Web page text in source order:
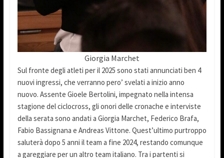
Giorgia Marchet
Sul fronte degli atleti per il 2025 sono stati annunciati ben 4
nuovi ingressi, che verranno pero’ svelati a inizio anno
nuovo. Assente Gioele Bertolini, impegnato nella intensa
stagione del ciclocross, gli onori delle cronache e interviste
della serata sono andati a Giorgia Marchet, Federico Brafa,
Fabio Bassignana e Andreas Vittone. Quest’ultimo purtroppo
saluterà dopo 5 anni il team a fine 2024, restando comunque
a gareggiare per un altro team italiano. Tra i partenti si